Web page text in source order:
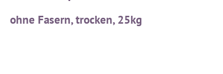
ohne Fasern, trocken, 25kg